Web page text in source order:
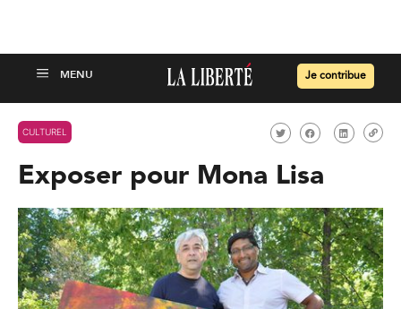
Je contribue
CULTUREL
Exposer pour Mona Lisa